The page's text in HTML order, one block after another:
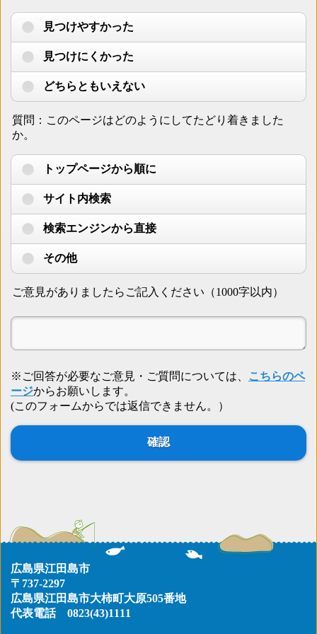
見つけやすかった
見つけにくかった
どちらともいえない
質問：このページはどのようにしてたどり着きました
か。
トップページから順に
サイト内検索
検索エンジンから直接
その他
ご意見がありましたらご記入ください（1000字以内）
※ご回答が必要なご意見・ご質問については、
こちらのペ
ージからお願いします。
(このフォームからでは返信できません。）
広島県江田島市
〒737-2297
広島県江田島市大柿町大原505番地
代表電話 0823(43)1111